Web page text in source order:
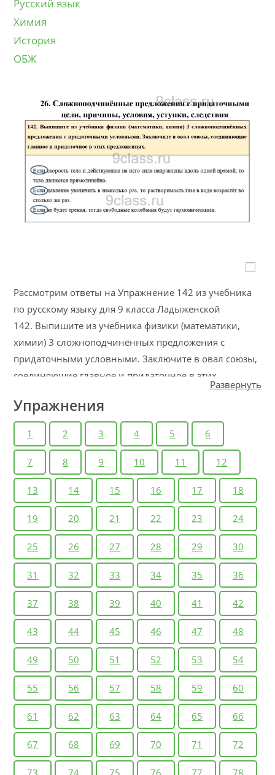
Русский язык
Химия
История
ОБЖ
Развернуть
Рассмотрим ответы на Упражнение 142 из учебника
по русскому языку для 9 класса Ладыженской
142. Выпишите из учебника физики (математики,
химии) 3 сложноподчинённых предложения с
придаточными условными. Заключите в овал союзы,
соединяющие главное и придаточное в этих
Упражнения
1 2 3 4 5 6
7 8 9 10 11 12
13 14 15 16 17 18
19 20 21 22 23 24
25 26 27 28 29 30
31 32 33 34 35 36
37 38 39 40 41 42
43 44 45 46 47 48
49 50 51 52 53 54
55 56 57 58 59 60
61 62 63 64 65 66
67 68 69 70 71 72
73 74 75 76 77 78